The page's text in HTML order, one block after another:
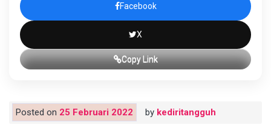
Facebook
X
Copy Link
Posted on 25 Februari 2022 by kediritangguh